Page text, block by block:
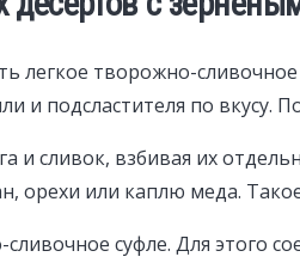
легкое творожно-
и подсластителя по вкусу.
и сливок, взбивая их
орехи или каплю меда.
суфле. Для этого